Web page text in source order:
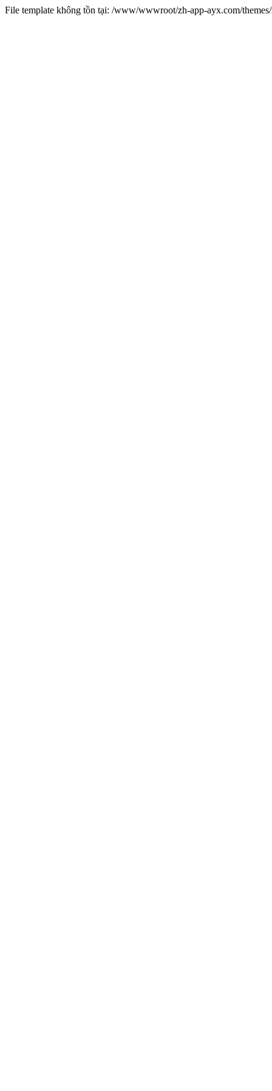
File template không tồn tại: /www/wwwroot/zh-app-ayx.com/